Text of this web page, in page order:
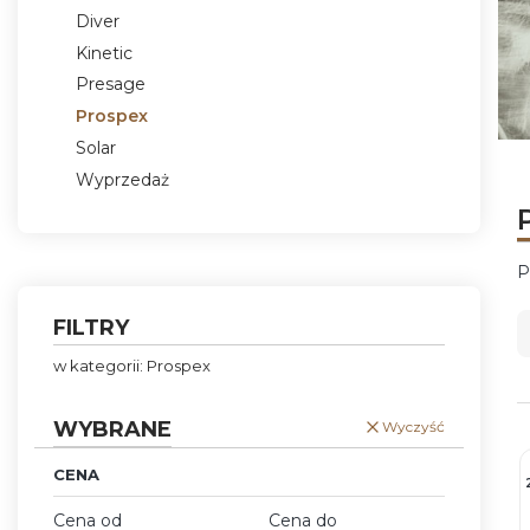
Diver
Kinetic
Presage
Prospex
Solar
Wyprzedaż
FILTRY
w kategorii: Prospex
WYBRANE Wyczyść
CENA
Cena od Cena do